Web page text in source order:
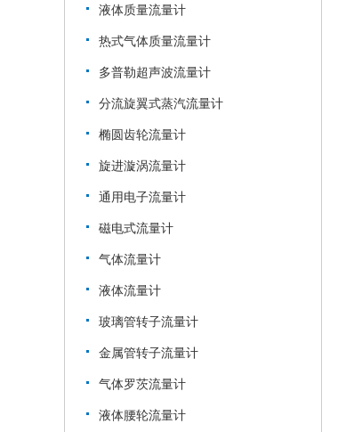
液体质量流量计
热式气体质量流量计
多普勒超声波流量计
分流旋翼式蒸汽流量计
椭圆齿轮流量计
旋进漩涡流量计
通用电子流量计
磁电式流量计
气体流量计
液体流量计
玻璃管转子流量计
金属管转子流量计
气体罗茨流量计
液体腰轮流量计